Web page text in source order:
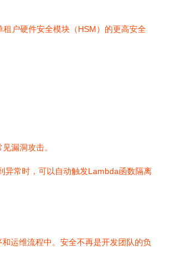
户硬件安全模块（HSM）的更高安全
漏洞攻击。
异常时，可以自动触发Lambda函数隔离
运维流程中。安全不再是开发团队的负